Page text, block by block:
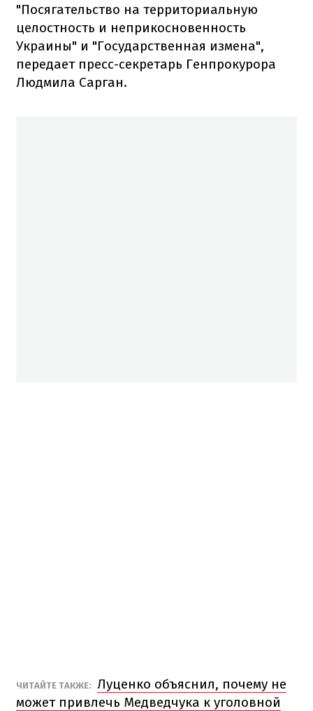
"Посягательство на территориальную
целостность и неприкосновенность
Украины" и "Государственная измена",
передает пресс-секретарь Генпрокурора
Людмила Сарган.
ЧИТАЙТЕ ТАКЖЕ: Луценко объяснил, почему не
может привлечь Медведчука к уголовной